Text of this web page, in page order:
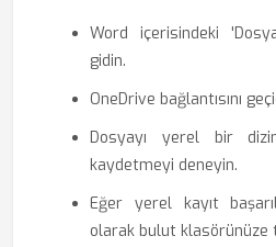
Word içerisindeki
gidin.
OneDrive bağlantısını
Dosyayı yerel bir
kaydetmeyi deneyin.
Eğer yerel kayıt
olarak bulut klasörünüze